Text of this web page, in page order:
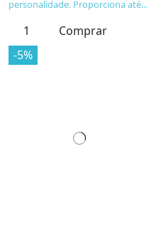
personalidade. Proporciona até...
Comprar
-5%